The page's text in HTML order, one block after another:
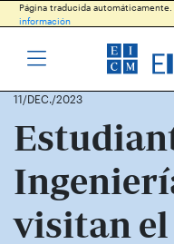
Página traducida automáticamente.
información
11/DEC./2023
visitan